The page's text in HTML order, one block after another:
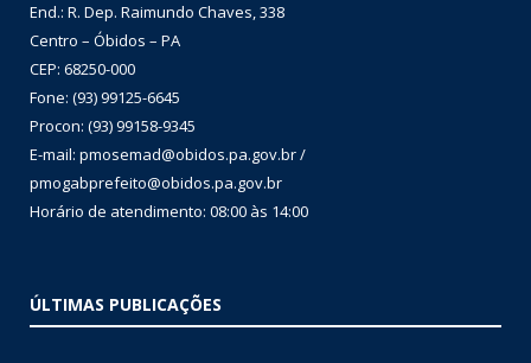
End.: R. Dep. Raimundo Chaves, 338
Centro – Óbidos – PA
CEP: 68250-000
Fone: (93) 99125-6645
Procon: (93) 99158-9345
E-mail: pmosemad@obidos.pa.gov.br /
pmogabprefeito@obidos.pa.gov.br
Horário de atendimento: 08:00 às 14:00
ÚLTIMAS PUBLICAÇÕES